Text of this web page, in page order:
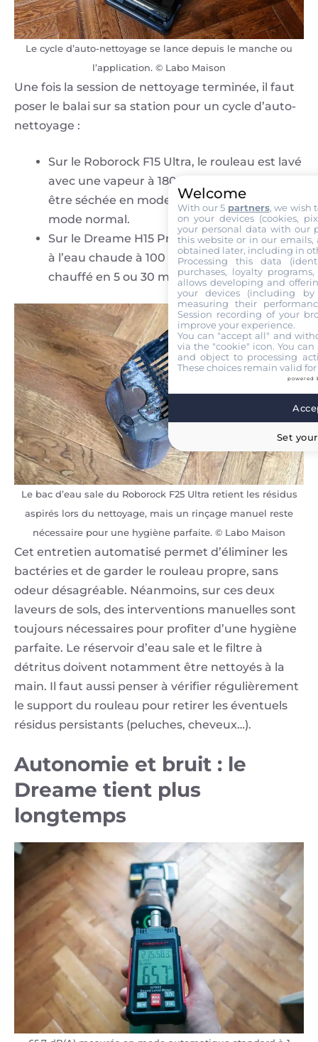
Le cycle d’auto-nettoyage se lance depuis le manche ou
l’application. © Labo Maison
Une fois la session de nettoyage terminée, il faut
poser le balai sur sa station pour un cycle d’auto-
nettoyage :
Sur le Roborock F15 Ultra, le rouleau est lavé
avec une vapeur à 180 °C. Ensuite, elle peut
être séchée en mode rapide (15 min) ou en
mode normal.
Sur le Dreame H15 Pro Heat, ce cycle se fait
à l’eau chaude à 100 °C et séchage à l’air
chauffé en 5 ou 30 min.
Le bac d’eau sale du Roborock F25 Ultra retient les résidus
aspirés lors du nettoyage, mais un rinçage manuel reste
nécessaire pour une hygiène parfaite. © Labo Maison
Cet entretien automatisé permet d’éliminer les
bactéries et de garder le rouleau propre, sans
odeur désagréable. Néanmoins, sur ces deux
laveurs de sols, des interventions manuelles sont
toujours nécessaires pour profiter d’une hygiène
parfaite. Le réservoir d’eau sale et le filtre à
détritus doivent notamment être nettoyés à la
main. Il faut aussi penser à vérifier régulièrement
le support du rouleau pour retirer les éventuels
résidus persistants (peluches, cheveux…).
Autonomie et bruit : le
Dreame tient plus
longtemps
Welcome
With our 5 partners, we wish
on your devices (cookies,
your personal data with our
this website or in our emails,
obtained later, including in
Processing this data
purchases, loyalty
allows developing and
your devices (including
measuring their
Session recording of your
improve your experience.
You can "accept all" and
via the "cookie" icon. You
and object to processing
These choices remain valid
powered
Set